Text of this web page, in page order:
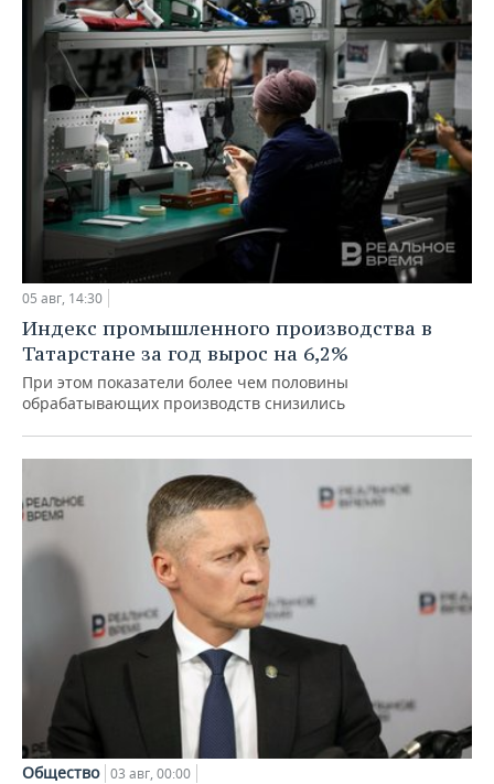
05 авг, 14:30
Индекс промышленного производства в
Татарстане за год вырос на 6,2%
При этом показатели более чем половины
обрабатывающих производств снизились
Общество 03 авг, 00:00